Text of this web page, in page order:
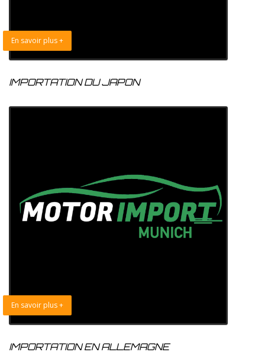
En savoir plus +
IMPORTATION DU JAPON
En savoir plus +
IMPORTATION EN ALLEMAGNE